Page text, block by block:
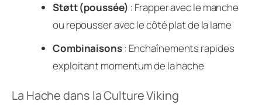
Støtt (poussée) : Frapper avec le manche
ou repousser avec le côté plat de la lame
Combinaisons: Enchaînements rapides
exploitant momentum de la hache
La Hache dans la Culture Viking